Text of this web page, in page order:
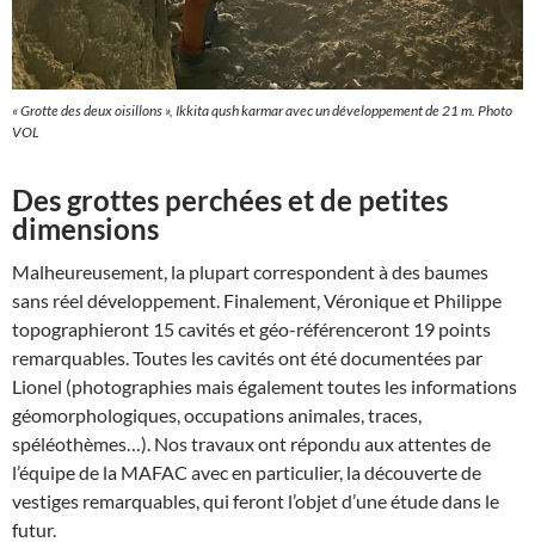
« Grotte des deux oisillons », Ikkita qush karmar avec un développement de 21 m. Photo
VOL
Des grottes perchées et de petites
dimensions
Malheureusement, la plupart correspondent à des baumes
sans réel développement. Finalement, Véronique et Philippe
topographieront 15 cavités et géo-référenceront 19 points
remarquables. Toutes les cavités ont été documentées par
Lionel (photographies mais également toutes les informations
géomorphologiques, occupations animales, traces,
spéléothèmes…). Nos travaux ont répondu aux attentes de
l’équipe de la MAFAC avec en particulier, la découverte de
vestiges remarquables, qui feront l’objet d’une étude dans le
futur.